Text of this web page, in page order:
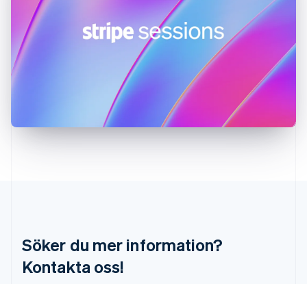
Söker du mer information?
Kontakta oss!
Japan
Liechtenstein
DeutschEnglish
English
Mexiko
EspañolEnglish